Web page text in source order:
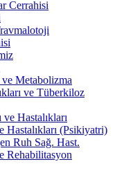
Cerrahisi
Metabolizma
ve Tüberkiloz
ve Hastalıkları
Hastalıkları (Psikiyatri)
Ruh Sağ. Hast.
Rehabilitasyon